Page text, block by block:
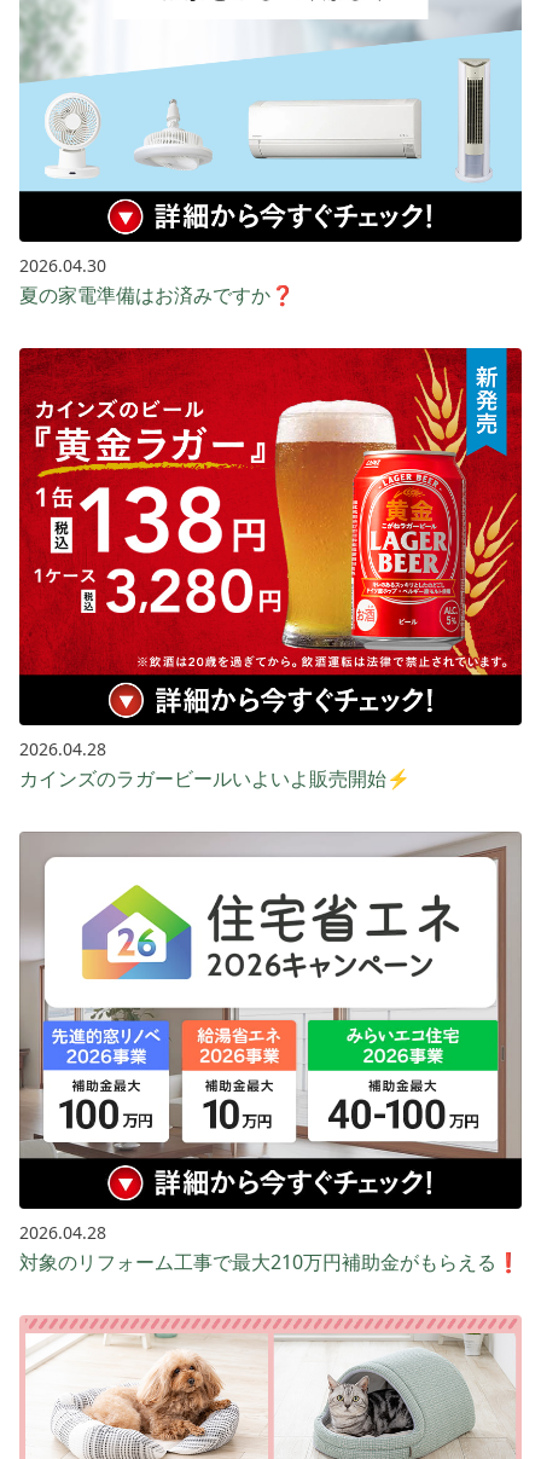
2026.04.30
夏の家電準備はお済みですか❓
2026.04.28
カインズのラガービールいよいよ販売開始⚡️
2026.04.28
対象のリフォーム工事で最大210万円補助金がもらえる❗